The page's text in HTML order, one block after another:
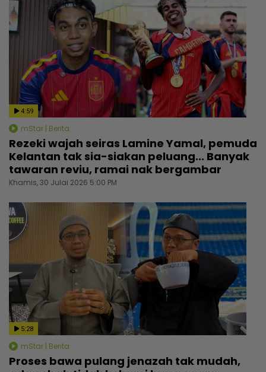
4:59
mStar | Berita
Rezeki wajah seiras Lamine Yamal, pemuda
Kelantan tak sia-siakan peluang... Banyak
tawaran reviu, ramai nak bergambar
Khamis, 30 Julai 2026 5:00 PM
5:28
mStar | Berita
Proses bawa pulang jenazah tak mudah,